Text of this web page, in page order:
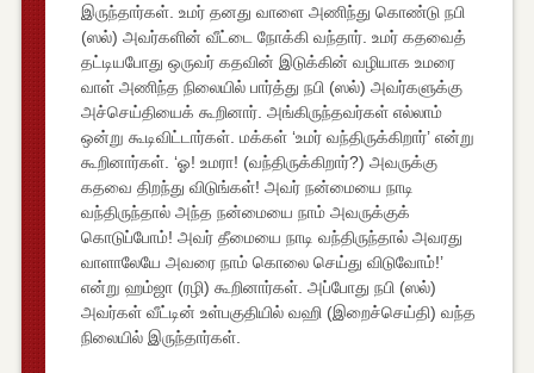
இருந்தார்கள். உமர் தனது வாளை அணிந்து கொண்டு நபி
(ஸல்) அவர்களின் வீட்டை நோக்கி வந்தார். உமர் கதவைத்
தட்டியபோது ஒருவர் கதவின் இடுக்கின் வழியாக உமரை
வாள் அணிந்த நிலையில் பார்த்து நபி (ஸல்) அவர்களுக்கு
அச்செய்தியைக் கூறினார். அங்கிருந்தவர்கள் எல்லாம்
ஒன்று கூடிவிட்டார்கள். மக்கள் ‘உமர் வந்திருக்கிறார்’ என்று
கூறினார்கள். ‘ஓ! உமரா! (வந்திருக்கிறார்?) அவருக்கு
கதவை திறந்து விடுங்கள்! அவர் நன்மையை நாடி
வந்திருந்தால் அந்த நன்மையை நாம் அவருக்குக்
கொடுப்போம்! அவர் தீமையை நாடி வந்திருந்தால் அவரது
வாளாலேயே அவரை நாம் கொலை செய்து விடுவோம்!’
என்று ஹம்ஜா (ரழி) கூறினார்கள். அப்போது நபி (ஸல்)
அவர்கள் வீட்டின் உள்பகுதியில் வஹி (இறைச்செய்தி) வந்த
நிலையில் இருந்தார்கள்.